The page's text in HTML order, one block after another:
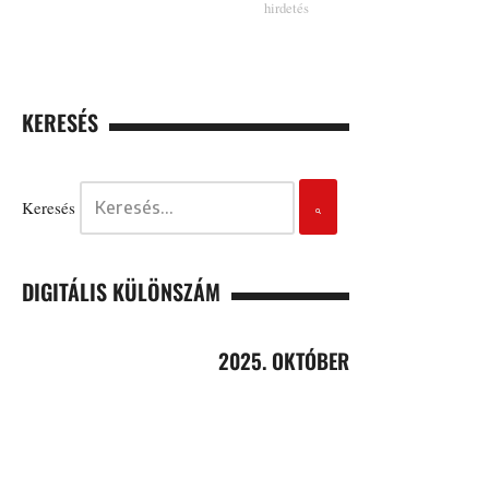
KERESÉS
Keresés
DIGITÁLIS KÜLÖNSZÁM
2025. OKTÓBER